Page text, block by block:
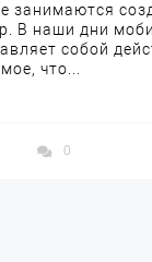
занимаются
В наши дни
собой
что...
0